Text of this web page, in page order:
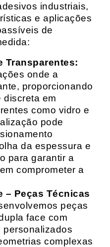
industriais,
e aplicações
de
Transparentes:
onde a
proporcionando
discreta em
como vidro e
pode
da espessura e
para garantir a
comprometer a
– Peças Técnicas
peças
face com
personalizados
complexas